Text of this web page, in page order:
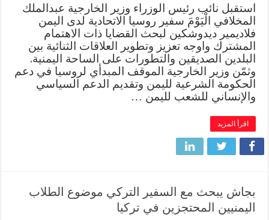
استقبل نائب رئيس الوزراء وزير الخارجية عبدالملك
المخلافي الْيَوْمَ سفير روسيا الاتحادية لدى اليمن
فلاديمير ديدوشكين لبحث القضايا ذات الاهتمام
المشترك واوجه تعزيز وتطوير العلاقات الثنائية بين
البلدين الصديقين والتطورات على الساحة اليمنية.
وثمّن وزير الخارجية الموقف المبدأي لروسيا في دعم
الحكومة الشرعية لليمن وتقديم الدعم السياسي
والإنساني للشعب لليمن …
اقرأ المزيد
بجاش يبحث مع السفير التركي موضوع الطلاب
اليمنيين المحتجزين في تركيا